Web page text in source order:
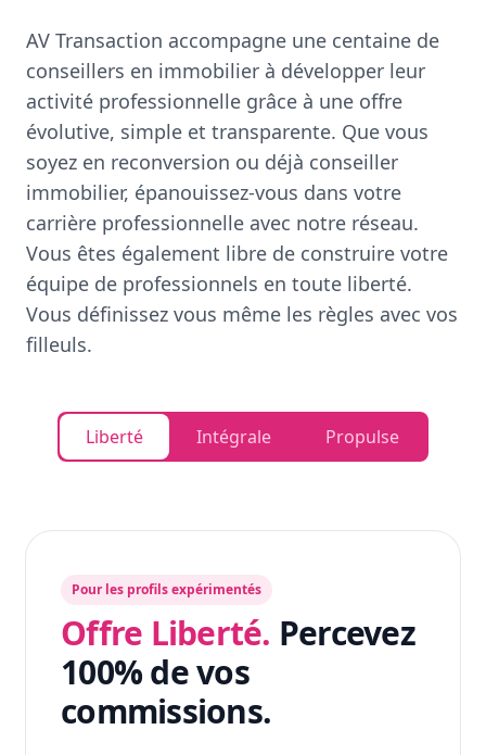
AV Transaction accompagne une centaine de
conseillers en immobilier à développer leur
activité professionnelle grâce à une offre
évolutive, simple et transparente. Que vous
soyez en reconversion ou déjà conseiller
immobilier, épanouissez-vous dans votre
carrière professionnelle avec notre réseau.
Vous êtes également libre de construire votre
équipe de professionnels en toute liberté.
Vous définissez vous même les règles avec vos
filleuls.
Liberté Intégrale Propulse
Pour les profils expérimentés
Offre Liberté. Percevez
100% de vos
commissions.